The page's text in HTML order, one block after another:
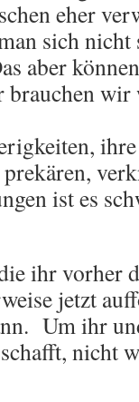
eher
sich
aber
brauchen
ist es
ihr vorher
jetzt
Um ihr
nicht